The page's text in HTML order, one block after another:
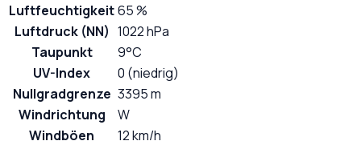
Luftfeuchtigkeit65 %
Luftdruck (NN) 1022 hPa
Taupunkt
9°C
UV-Index
0 (niedrig)
Nullgradgrenze 3395 m
Windrichtung
W
Windböen
12 km/h